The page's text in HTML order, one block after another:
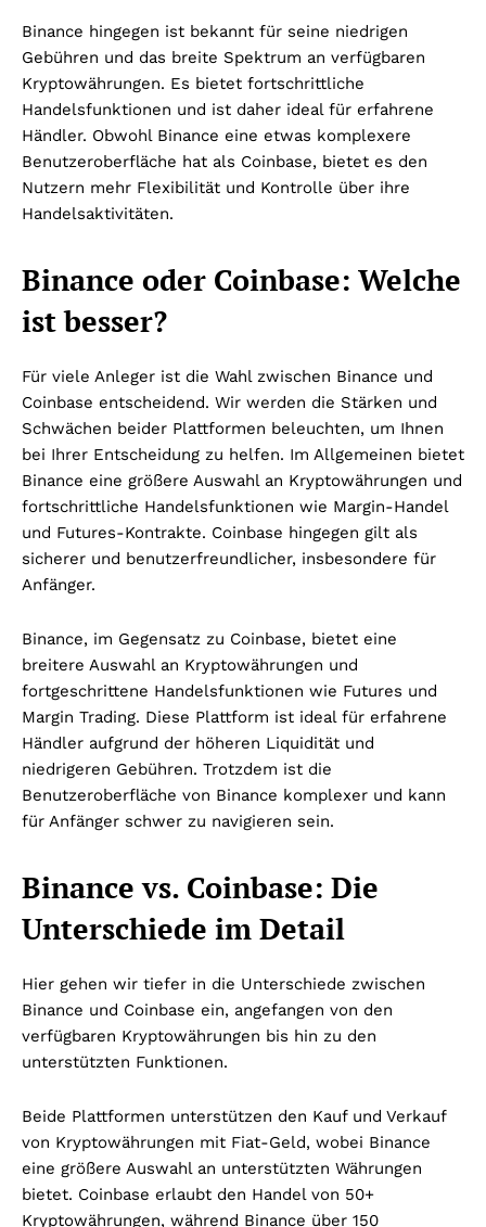
Binance hingegen ist bekannt für seine niedrigen
Gebühren und das breite Spektrum an verfügbaren
Kryptowährungen. Es bietet fortschrittliche
Handelsfunktionen und ist daher ideal für erfahrene
Händler. Obwohl Binance eine etwas komplexere
Benutzeroberfläche hat als Coinbase, bietet es den
Nutzern mehr Flexibilität und Kontrolle über ihre
Handelsaktivitäten.
Binance oder Coinbase: Welche
ist besser?
Für viele Anleger ist die Wahl zwischen Binance und
Coinbase entscheidend. Wir werden die Stärken und
Schwächen beider Plattformen beleuchten, um Ihnen
bei Ihrer Entscheidung zu helfen. Im Allgemeinen bietet
Binance eine größere Auswahl an Kryptowährungen und
fortschrittliche Handelsfunktionen wie Margin-Handel
und Futures-Kontrakte. Coinbase hingegen gilt als
sicherer und benutzerfreundlicher, insbesondere für
Anfänger.
Binance, im Gegensatz zu Coinbase, bietet eine
breitere Auswahl an Kryptowährungen und
fortgeschrittene Handelsfunktionen wie Futures und
Margin Trading. Diese Plattform ist ideal für erfahrene
Händler aufgrund der höheren Liquidität und
niedrigeren Gebühren. Trotzdem ist die
Benutzeroberfläche von Binance komplexer und kann
für Anfänger schwer zu navigieren sein.
Binance vs. Coinbase: Die
Unterschiede im Detail
Hier gehen wir tiefer in die Unterschiede zwischen
Binance und Coinbase ein, angefangen von den
verfügbaren Kryptowährungen bis hin zu den
unterstützten Funktionen.
Beide Plattformen unterstützen den Kauf und Verkauf
von Kryptowährungen mit Fiat-Geld, wobei Binance
eine größere Auswahl an unterstützten Währungen
bietet. Coinbase erlaubt den Handel von 50+
Kryptowährungen, während Binance über 150